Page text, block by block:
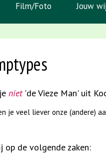
Film/Foto Jouw
niet'de Vieze Man' uit
je veel liever onze (andere)
op de volgende zaken: